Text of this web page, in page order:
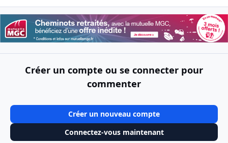
Créer un compte ou se connecter pour
commenter
Créer un nouveau compte
Connectez-vous maintenant